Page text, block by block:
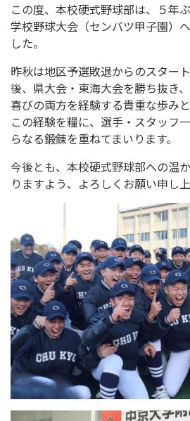
この度、本校硬式野球部は、５年
学校野球大会（センバツ甲子園）
した。
昨秋は地区予選敗退からのスター
後、県大会・東海大会を勝ち抜き
喜びの両方を経験する貴重な歩みと
この経験を糧に、選手・スタッフ
らなる鍛錬を重ねてまいります。
今後とも、本校硬式野球部への温
りますよう、よろしくお願い申し上